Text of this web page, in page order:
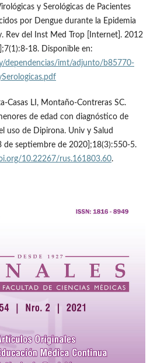
y Serológicas de Pacientes
por Dengue durante la Epidemia
Rev del Inst Med Trop [Internet]. 2012
18. Disponible en:
dependencias/imt/adjunto/b85770-
Casas LI, Montaño-Contreras SC.
de edad con diagnóstico de
uso de Dipirona. Univ y Salud
de septiembre de 2020];18(3):550-5.
10.22267/rus.161803.60.